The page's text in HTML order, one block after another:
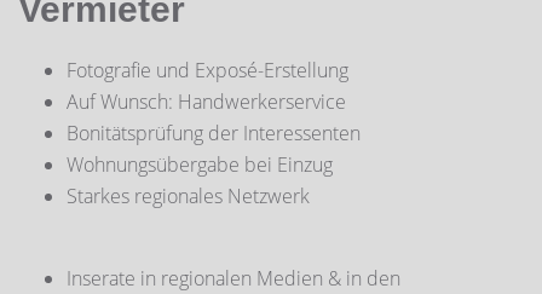
Vermieter
Fotografie und Exposé-Erstellung
Auf Wunsch: Handwerkerservice
Bonitätsprüfung der Interessenten
Wohnungsübergabe bei Einzug
Starkes regionales Netzwerk
Inserate in regionalen Medien & in den